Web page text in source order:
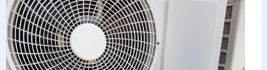
conheça!